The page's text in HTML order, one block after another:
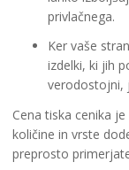
privlačnega.
Ker vaše
izdelki, ki jih
verodostojni,
Cena tiska cenika
količine in vrste
preprosto